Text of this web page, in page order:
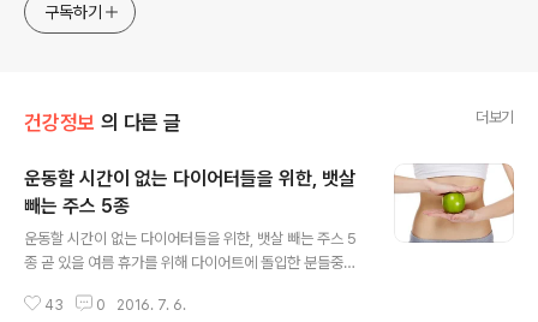
구독하기
건강정보 의 다른 글 더보기
운동할 시간이 없는 다이어터들을 위한, 뱃살
빼는 주스 5종
운동할 시간이 없는 다이어터들을 위한, 뱃살 빼는 주스 5
종 곧 있을 여름 휴가를 위해 다이어트에 돌입한 분들중에
도 빠질 기미가 보이지 않는 '뱃살' 때문입니다. 신체 부위
43 0 2016. 7. 6.